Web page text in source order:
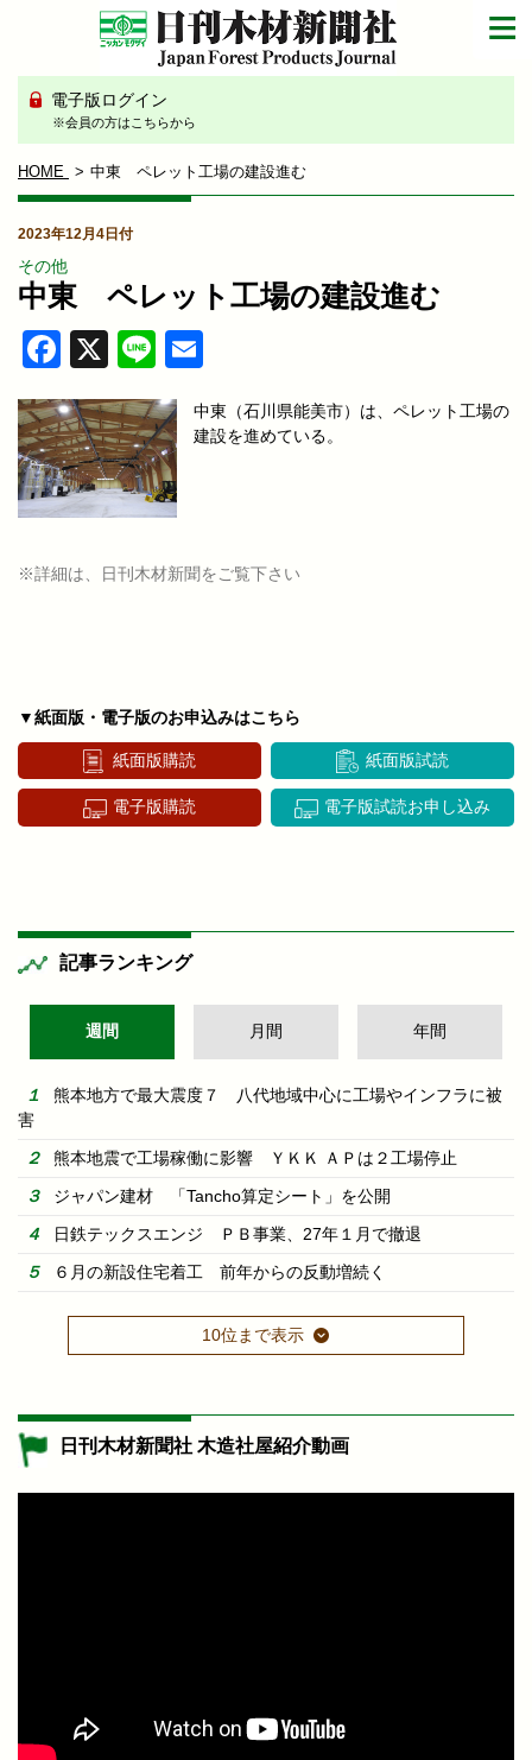
電子版ログイン
※会員の方はこちらから
HOME 中東 ペレット工場の建設進む
2023年12月4日付
その他
中東 ペレット工場の建設進む
Facebook
X Line
中東（石川県能美市）は、ペレット工場の
建設を進めている。
※詳細は、日刊木材新聞をご覧下さい
▼紙面版・電子版のお申込みはこちら
紙面版購読 紙面版試読
電子版購読 電子版試読お申し込み
記事ランキング
週間 月間 年間
熊本地方で最大震度７ 八代地域中心に工場やインフラに被
害
熊本地震で工場稼働に影響 ＹＫＫ ＡＰは２工場停止
ジャパン建材 「Tancho算定シート」を公開
日鉄テックスエンジ ＰＢ事業、27年１月で撤退
６月の新設住宅着工 前年からの反動増続く
10位まで表示
日刊木材新聞社 木造社屋紹介動画